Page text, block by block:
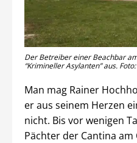
Der Betreiber einer Beachbar
“Krimineller Asylanten” aus.
Man mag Rainer
er aus seinem Herzen
nicht. Bis vor wenigen
Pächter der Cantina